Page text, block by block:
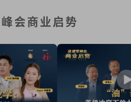
会商业启势